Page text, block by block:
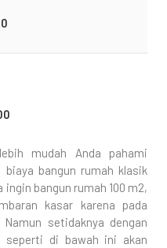
mudah Anda pahami
bangun rumah klasik
bangun rumah 100 m2,
kasar karena pada
setidaknya dengan
seperti di bawah ini akan